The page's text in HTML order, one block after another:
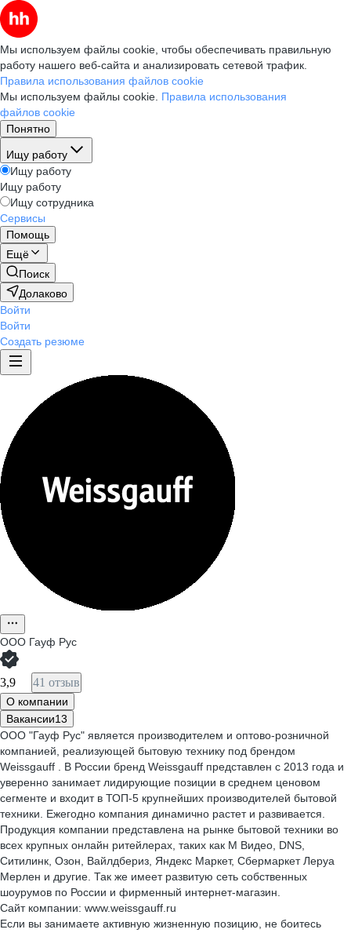
Мы используем файлы cookie, чтобы обеспечивать правильную
работу нашего веб-сайта и анализировать сетевой трафик.
Правила использования файлов cookie
Мы используем файлы cookie. Правила использования
файлов cookie
Понятно
Ищу работу
Ищу работу
Ищу работу
Ищу сотрудника
Сервисы
Помощь
Ещё
Поиск
Долаково
Войти
Войти
Создать резюме
ООО Гауф Рус
3,9 41 отзыв
О компании
Вакансии13
ООО "Гауф Рус" является производителем и оптово-розничной
компанией, реализующей бытовую технику под брендом
Weissgauff . В России бренд Weissgauff представлен с 2013 года и
уверенно занимает лидирующие позиции в среднем ценовом
сегменте и входит в ТОП-5 крупнейших производителей бытовой
техники. Ежегодно компания динамично растет и развивается.
Продукция компании представлена на рынке бытовой техники во
всех крупных онлайн ритейлерах, таких как М Видео, DNS,
Ситилинк, Озон, Вайлдбериз, Яндекс Маркет, Сбермаркет Леруа
Мерлен и другие. Так же имеет развитую сеть собственных
шоурумов по России и фирменный интернет-магазин.
Сайт компании: www.weissgauff.ru
Если вы занимаете активную жизненную позицию, не боитесь